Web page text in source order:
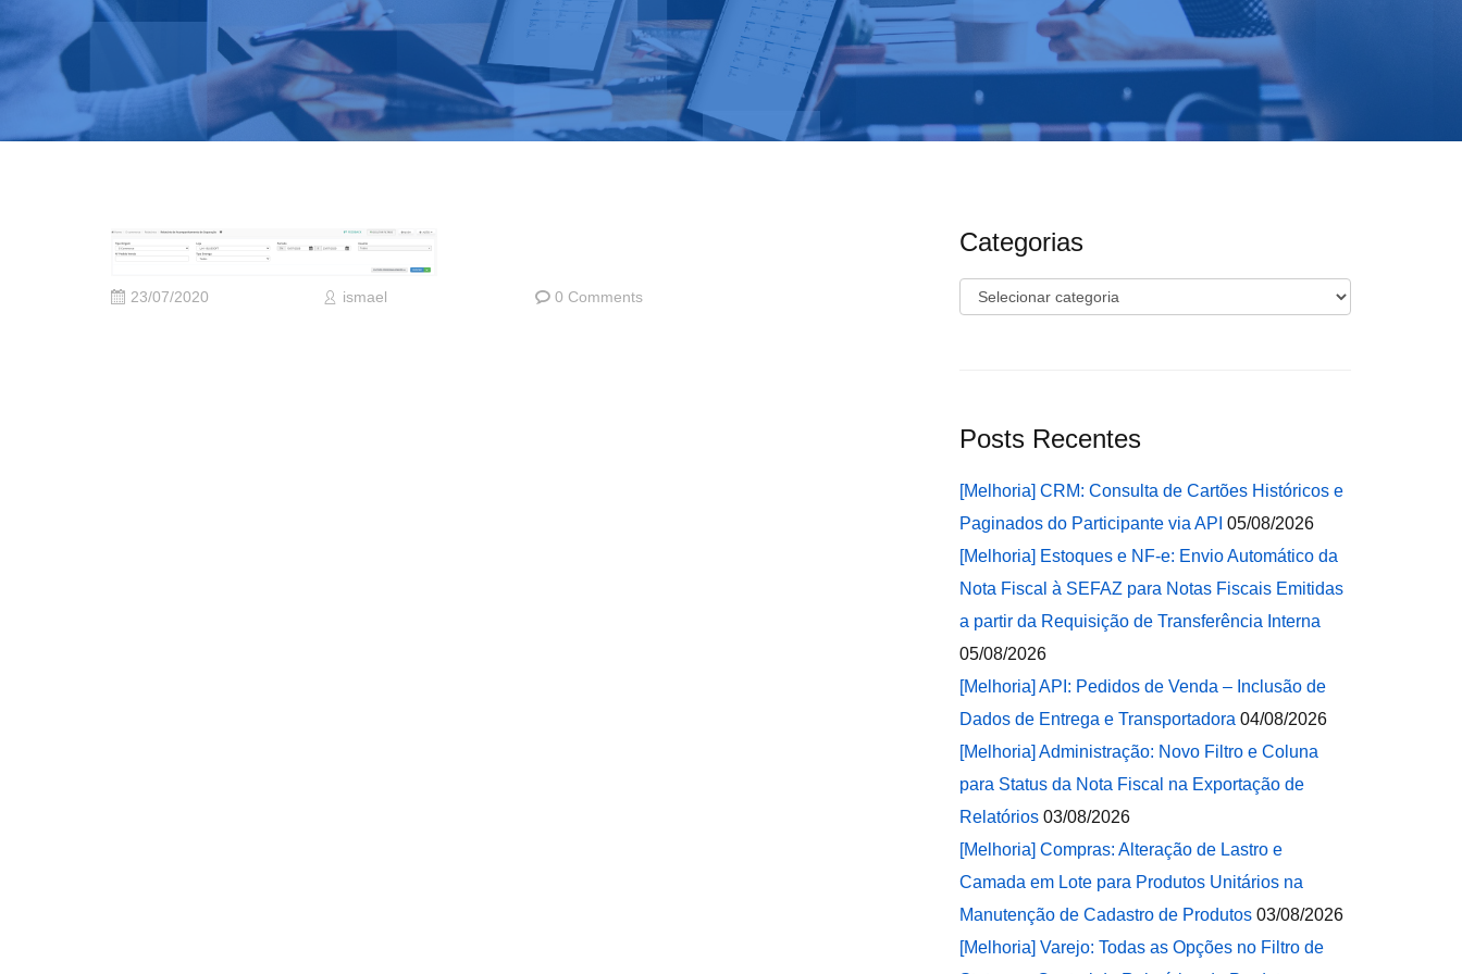
23/07/2020 ismael 0 Comments
Categorias
Categorias
Posts Recentes
[Melhoria] CRM: Consulta de Cartões Históricos e
Paginados do Participante via API 05/08/2026
[Melhoria] Estoques e NF-e: Envio Automático da
Nota Fiscal à SEFAZ para Notas Fiscais Emitidas
a partir da Requisição de Transferência Interna
05/08/2026
[Melhoria] API: Pedidos de Venda – Inclusão de
Dados de Entrega e Transportadora 04/08/2026
[Melhoria] Administração: Novo Filtro e Coluna
para Status da Nota Fiscal na Exportação de
Relatórios 03/08/2026
[Melhoria] Compras: Alteração de Lastro e
Camada em Lote para Produtos Unitários na
Manutenção de Cadastro de Produtos 03/08/2026
[Melhoria] Varejo: Todas as Opções no Filtro de